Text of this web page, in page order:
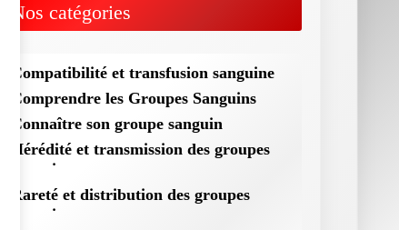
Nos catégories
Compatibilité et transfusion sanguine
Comprendre les Groupes Sanguins
Connaître son groupe sanguin
Hérédité et transmission des groupes
sanguins
Rareté et distribution des groupes
sanguins